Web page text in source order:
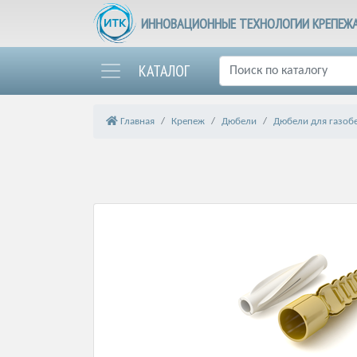
ИННОВАЦИОННЫЕ ТЕХНОЛОГИИ
КАТАЛОГ
Главная Крепеж Дюбели Дюбели для